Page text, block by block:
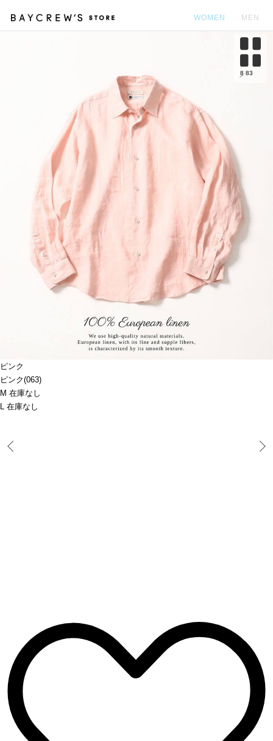
WOMEN MEN
ピンク
ピンク(063)
M 在庫なし
L 在庫なし
8 83